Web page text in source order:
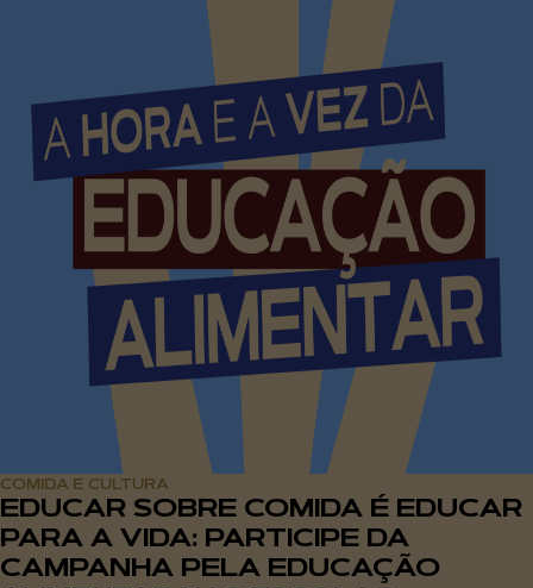
COMIDA E CULTURA
EDUCAR SOBRE COMIDA É EDUCAR
PARA A VIDA: PARTICIPE DA
CAMPANHA PELA EDUCAÇÃO